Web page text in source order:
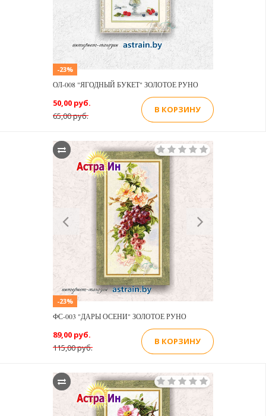
-23%
ОЛ-008 "ЯГОДНЫЙ БУКЕТ" ЗОЛОТОЕ РУНО
65,00 руб.
50,00 руб.
В КОРЗИНУ
Previous
-23%
ФС-003 "ДАРЫ ОСЕНИ" ЗОЛОТОЕ РУНО
115,00 руб.
89,00 руб.
В КОРЗИНУ